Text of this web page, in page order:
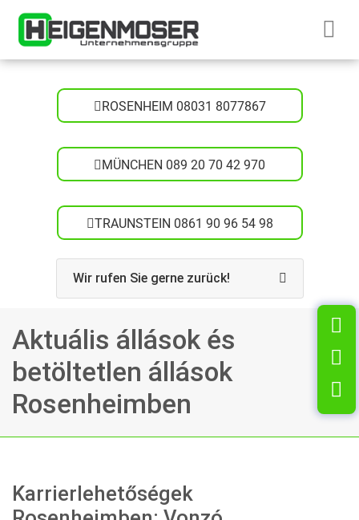
Startseite
ROSENHEIM 08031 8077867
MÜNCHEN 089 20 70 42 970
TRAUNSTEIN 0861 90 96 54 98
Wir rufen Sie gerne zurück!
Aktuális állások és
betöltetlen állások
Rosenheimben
Karrierlehetőségek